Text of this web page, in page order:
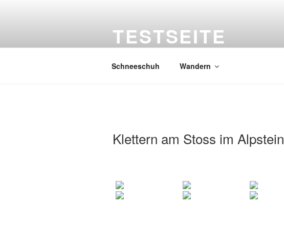
TESTSEITE
Schneeschuh Wandern
Klettern am Stoss im Alpstein